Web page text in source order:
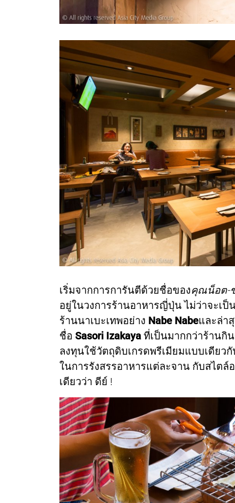
เริ่มจากการการันตีด้วยชื่อของคุณน็อต-
อยู่ในวงการร้านอาหารญี่ปุ่น ไม่ว่าจะเ
ร้านนาเบะเทพอย่าง Nabe Nabeและล่า
ชื่อ Sasori Izakaya ที่เป็นมากกว่าร้านกิ
ลงทุนใช้วัตถุดิบเกรดพรีเมียมแบบเดียวกั
ในการรังสรรอาหารแต่ละจาน กับสไต
เดียวว่า ดีย์ !